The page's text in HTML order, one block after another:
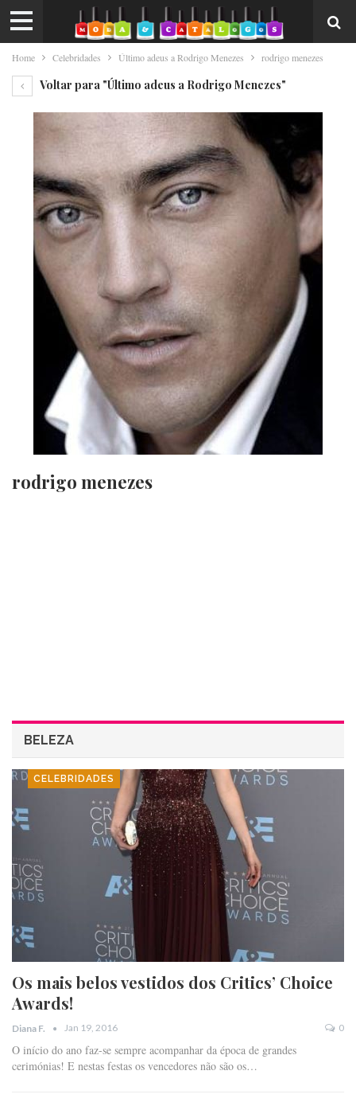
Home Celebridades Último adeus a Rodrigo Menezes rodrigo menezes
Voltar para "Último adeus a Rodrigo Menezes"
rodrigo menezes
BELEZA
CELEBRIDADES
Os mais belos vestidos dos Critics’ Choice
Awards!
Diana F. Jan 19, 2016 0
O início do ano faz-se sempre acompanhar da época de grandes
cerimónias! E nestas festas os vencedores não são os…